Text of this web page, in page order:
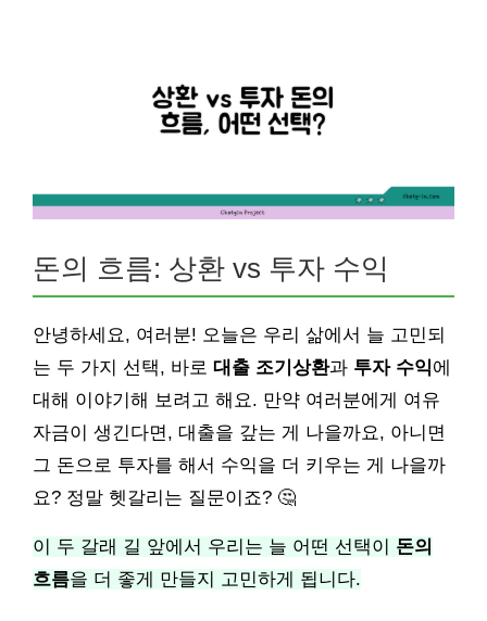
돈의 흐름: 상환 vs 투자 수익
안녕하세요, 여러분! 오늘은 우리 삶에서 늘 고민되
는 두 가지 선택, 바로 대출 조기상환과 투자 수익에
대해 이야기해 보려고 해요. 만약 여러분에게 여유
자금이 생긴다면, 대출을 갚는 게 나을까요, 아니면
그 돈으로 투자를 해서 수익을 더 키우는 게 나을까
요? 정말 헷갈리는 질문이죠? 🤔
이 두 갈래 길 앞에서 우리는 늘 어떤 선택이 돈의
흐름을 더 좋게 만들지 고민하게 됩니다.